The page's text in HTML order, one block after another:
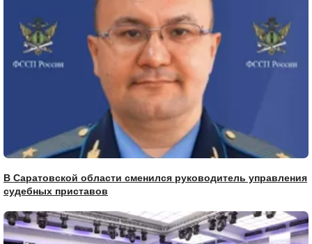
В Саратовской области сменился руководитель управления
судебных приставов